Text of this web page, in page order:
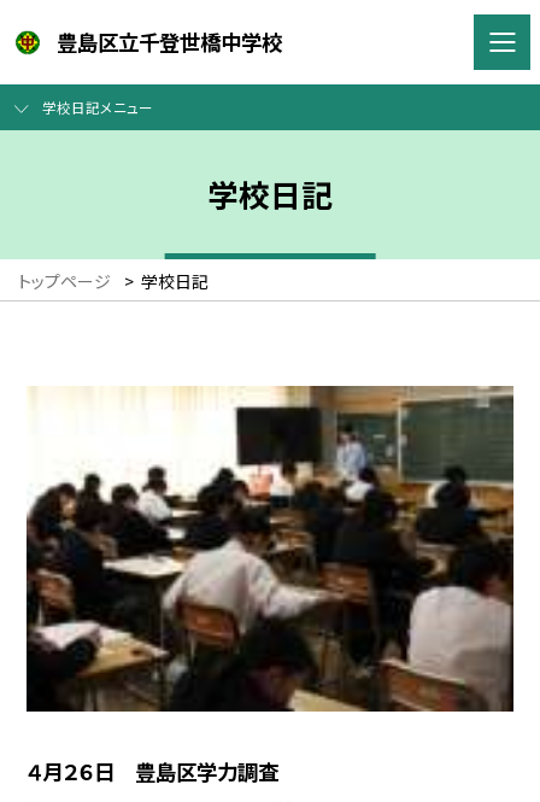
豊島区立千登世橋中学校
学校日記メニュー
学校日記
トップページ > 学校日記
４月２６日 豊島区学力調査